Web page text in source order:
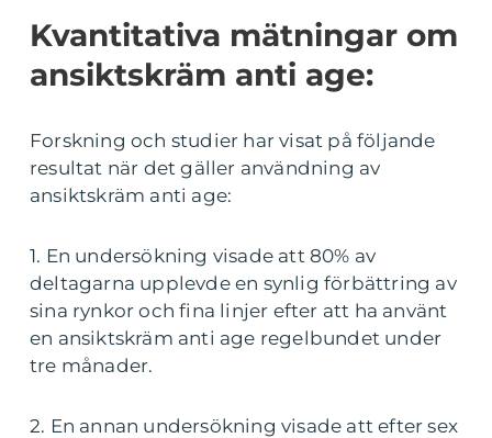
Kvantitativa mätningar om
ansiktskräm anti age:
Forskning och studier har visat på följande
resultat när det gäller användning av
ansiktskräm anti age:
1. En undersökning visade att 80% av
deltagarna upplevde en synlig förbättring av
sina rynkor och fina linjer efter att ha använt
en ansiktskräm anti age regelbundet under
tre månader.
2. En annan undersökning visade att efter sex